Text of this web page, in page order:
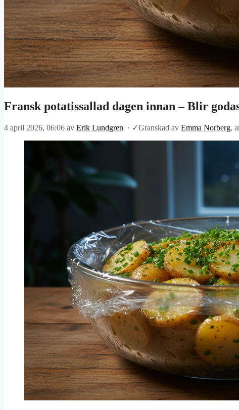
Fransk potatissallad dagen innan – Blir
4 april 2026, 06:06 av Erik Lundgren · ✓Granskad av Emma Norberg,